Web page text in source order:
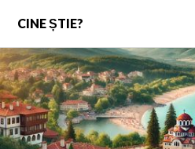
content
CINE ȘTIE?